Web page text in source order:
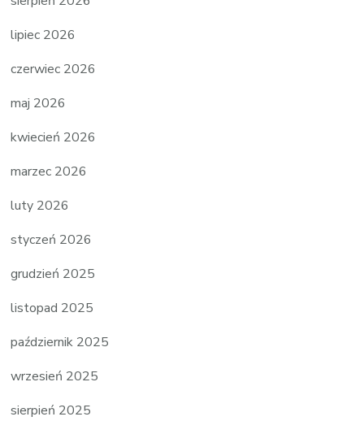
lipiec 2026
czerwiec 2026
maj 2026
kwiecień 2026
marzec 2026
luty 2026
styczeń 2026
grudzień 2025
listopad 2025
październik 2025
wrzesień 2025
sierpień 2025